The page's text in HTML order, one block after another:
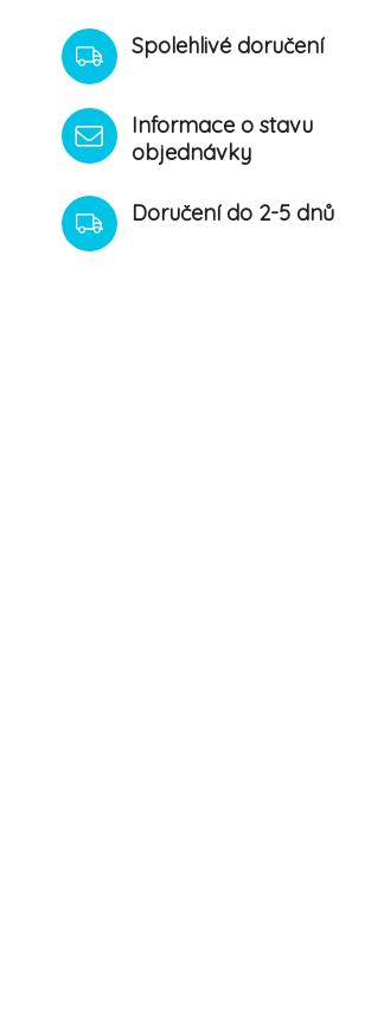
Spolehlivé doručení
Informace o stavu
objednávky
Doručení do 2-5 dnů